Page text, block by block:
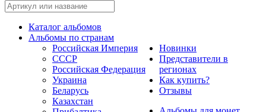
Каталог альбомов
Альбомы по странам
Российская Империя
СССР
Российская Федерация
Украина
Беларусь
Казахстан
Новинки
Представители в
регионах
Как купить?
Отзывы